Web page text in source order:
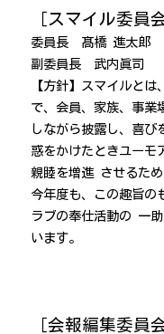
［スマイル委員
委員長 髙橋 進太 郎
副委員長 武内眞司
【方針】
ス マイルとは
で、会員、 家族、事業
しながら披露し 、 喜び
惑をかけたときユーモ
親睦を増進 させるた
今年度も、 この趣旨の
ラブの奉仕活動の 一
います。
［会報編集委員